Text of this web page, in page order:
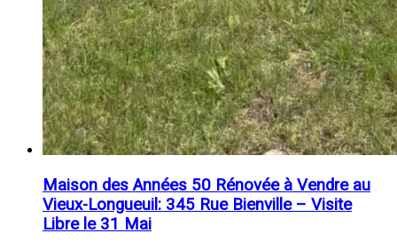
Maison des Années 50 Rénovée à Vendre au
Vieux-Longueuil: 345 Rue Bienville – Visite
Libre le 31 Mai